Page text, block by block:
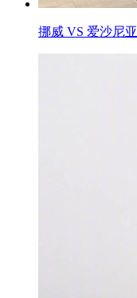
挪威 VS 爱沙尼亚